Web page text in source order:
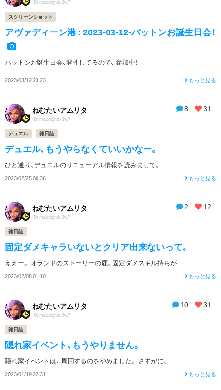
ID: macdzjndx3w7
スクリーンショット
アヴァディーン港 : 2023-03-12-パットンお誕生日会！
パットンお誕生日会、開催してるので、 参加中！
2023/03/12 23:23 もっと見る
8 31
ねむたいアムリタ
ID: macdzjndx3w7
デュエル 雑日誌
デュエル、もうやらなくていいかなー。
ひと通り、デュエルのリニューアル情報を読みまして。 ...
2023/02/25 00:36 もっと見る
2 12
ねむたいアムリタ
ID: macdzjndx3w7
雑日誌
固定ダメキャラいないとクリア出来ないって。
ええー。 オランドのストーリーの鹿、 固定ダメスキル持ちが...
2023/02/08 01:10 もっと見る
10 31
ねむたいアムリタ
ID: macdzjndx3w7
雑日誌
隠れ家イベント、もうやりません。
隠れ家イベントは、 周回するのをやめました。 さすがに、...
2023/01/19 22:31 もっと見る